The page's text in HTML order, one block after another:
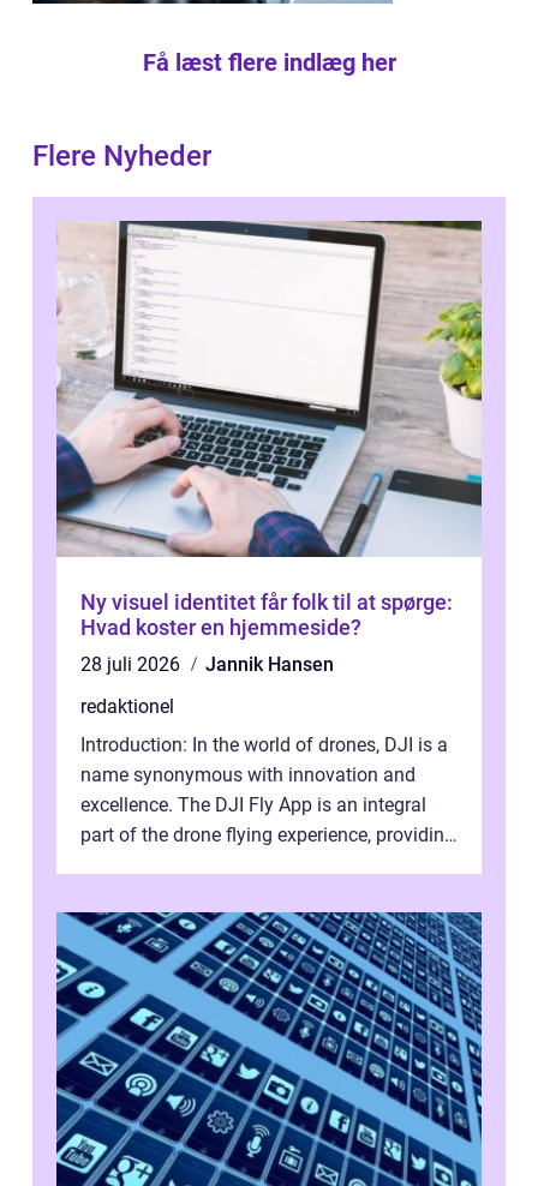
Få læst flere indlæg her
Flere Nyheder
Ny visuel identitet får folk til at spørge:
Hvad koster en hjemmeside?
28 juli 2026
Jannik Hansen
redaktionel
Introduction: In the world of drones, DJI is a
name synonymous with innovation and
excellence. The DJI Fly App is an integral
part of the drone flying experience, providing